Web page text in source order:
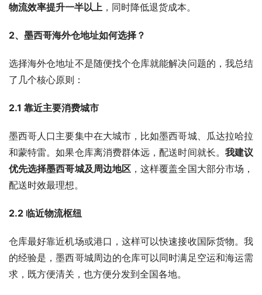
物流效率提升一半以上 ，同时降低退货成本。
2、墨西哥海外仓地址如何选择？
选择海外仓地址不是随便找个仓库就能解决问题的，我总结
了几个核心原则：
2.1 靠近主要消费城市
墨西哥人口主要集中在大城市，比如墨西哥城、瓜达拉哈拉
和蒙特雷。如果仓库离消费群体远，配送时间就长。 我建议
优先选择墨西哥城及周边地区 ，这样覆盖全国大部分市场，
配送时效最理想。
2.2 临近物流枢纽
仓库最好靠近机场或港口，这样可以快速接收国际货物。我
的经验是，墨西哥城周边的仓库可以同时满足空运和海运需
求，既方便清关，也方便分发到全国各地。